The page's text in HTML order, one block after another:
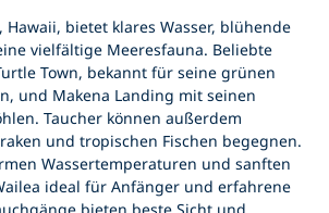
Hawaii, bietet klares Wasser, blühende
vielfältige Meeresfauna. Beliebte
Town, bekannt für seine grünen
und Makena Landing mit seinen
Taucher können außerdem
und tropischen Fischen begegnen.
Wassertemperaturen und sanften
ideal für Anfänger und erfahrene
bieten beste Sicht und